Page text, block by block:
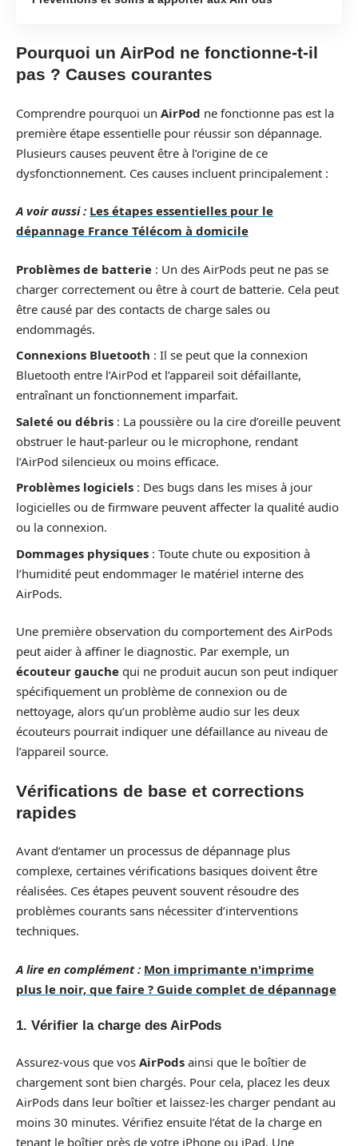
Pourquoi un AirPod ne fonctionne-t-il
pas ? Causes courantes
Comprendre pourquoi un AirPod ne fonctionne pas est la
première étape essentielle pour réussir son dépannage.
Plusieurs causes peuvent être à l’origine de ce
dysfonctionnement. Ces causes incluent principalement :
A voir aussi : Les étapes essentielles pour le
dépannage France Télécom à domicile
Problèmes de batterie : Un des AirPods peut ne pas se
charger correctement ou être à court de batterie. Cela peut
être causé par des contacts de charge sales ou
endommagés.
Connexions Bluetooth : Il se peut que la connexion
Bluetooth entre l’AirPod et l’appareil soit défaillante,
entraînant un fonctionnement imparfait.
Saleté ou débris : La poussière ou la cire d’oreille peuvent
obstruer le haut-parleur ou le microphone, rendant
l’AirPod silencieux ou moins efficace.
Problèmes logiciels : Des bugs dans les mises à jour
logicielles ou de firmware peuvent affecter la qualité audio
ou la connexion.
Dommages physiques : Toute chute ou exposition à
l’humidité peut endommager le matériel interne des
AirPods.
Une première observation du comportement des AirPods
peut aider à affiner le diagnostic. Par exemple, un
écouteur gauche qui ne produit aucun son peut indiquer
spécifiquement un problème de connexion ou de
nettoyage, alors qu’un problème audio sur les deux
écouteurs pourrait indiquer une défaillance au niveau de
l’appareil source.
Vérifications de base et corrections
rapides
Avant d’entamer un processus de dépannage plus
complexe, certaines vérifications basiques doivent être
réalisées. Ces étapes peuvent souvent résoudre des
problèmes courants sans nécessiter d’interventions
techniques.
A lire en complément : Mon imprimante n'imprime
plus le noir, que faire ? Guide complet de dépannage
1. Vérifier la charge des AirPods
Assurez-vous que vos AirPods ainsi que le boîtier de
chargement sont bien chargés. Pour cela, placez les deux
AirPods dans leur boîtier et laissez-les charger pendant au
moins 30 minutes. Vérifiez ensuite l’état de la charge en
tenant le boîtier près de votre iPhone ou iPad. Une